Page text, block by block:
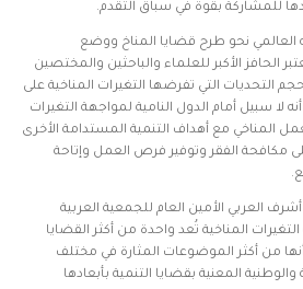
للمشاركة بقوة في سباق التقدم.
العالمي نحو طرح قضايا المناخ ووضع
الحافز الأكبر للعلماء والباحثين والمختصين
التحديات التي تفرضها التغيرات المناخية على
أنه لا سبيل أمام الدول النامية لمواجهة التغيرات
المناخي مع أهداف التنمية المستدامة الأخرى
مكافحة الفقر وتوفير فرص العمل وإتاحة
العربي الأمين العام للجمعية العربية
المناخية تُعد واحدة من أكثر القضايا
أنها من أكثر الموضوعات المثارة في مختلف
والوطنية المعنية بقضايا التنمية بأبعادها